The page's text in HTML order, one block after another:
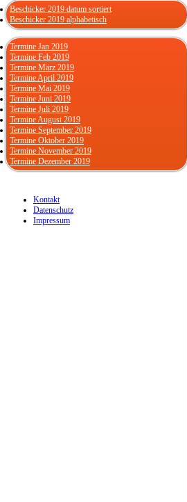
Beschicker 2019 datum sortiert
Beschicker 2019 alphabetisch
Termine Jan 2019
Termine Feb 2019
Termine März 2019
Termine April 2019
Termine Mai 2019
Termine Juni 2019
Termine Juli 2019
Termine August 2019
Termine September 2019
Termine Oktober 2019
Termine November 2019
Termine Dezember 2019
Kontakt
Datenschutz
Impressum